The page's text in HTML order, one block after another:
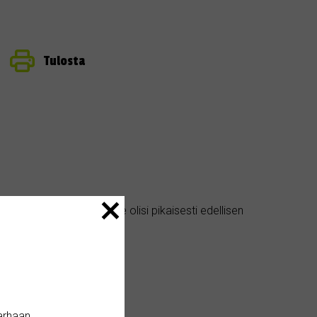
Tulosta
omakotitalo. Tarve olisi pikaisesti edellisen